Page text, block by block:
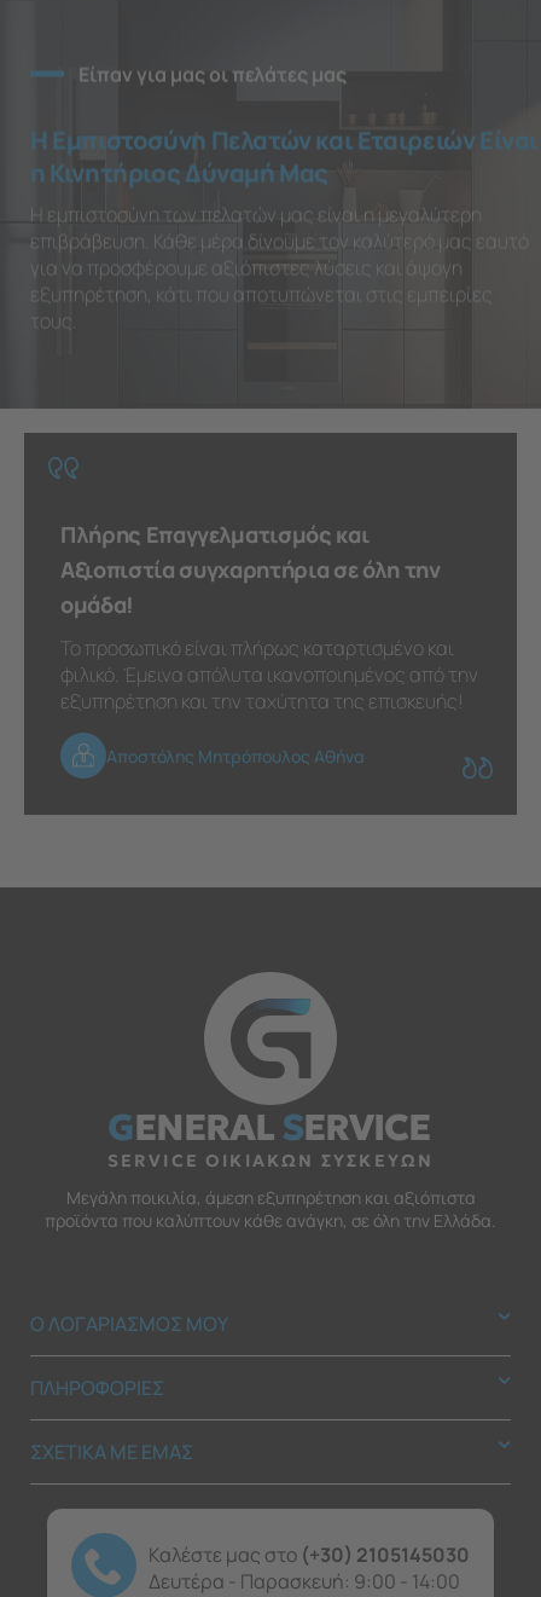
Είπαν για μας οι πελάτες μας
Η Εμπιστοσύνη Πελατών και Εταιρειών Είναι
η Κινητήριος Δύναμή Μας
Η εμπιστοσύνη των πελατών μας είναι η μεγαλύτερη
επιβράβευση. Κάθε μέρα δίνουμε τον καλύτερό μας εαυτό
για να προσφέρουμε αξιόπιστες λύσεις και άψογη
εξυπηρέτηση, κάτι που αποτυπώνεται στις εμπειρίες
τους.
Πλήρης Επαγγελματισμός και
Αξιοπιστία συγχαρητήρια σε όλη την
ομάδα!
Το προσωπικό είναι πλήρως καταρτισμένο και
φιλικό. Έμεινα απόλυτα ικανοποιημένος από την
εξυπηρέτηση και την ταχύτητα της επισκευής!
Αποστόλης Μητρόπουλος Αθήνα
GENERALSERVICE
SERVICE ΟΙΚΙΑΚΩΝ ΣΥΣΚΕΥΩΝ
Μεγάλη ποικιλία, άμεση εξυπηρέτηση και αξιόπιστα
προϊόντα που καλύπτουν κάθε ανάγκη, σε όλη την Ελλάδα.
Ο ΛΟΓΑΡΙΑΣΜΟΣ ΜΟΥ
ΠΛΗΡΟΦΟΡΙΕΣ
ΣΧΕΤΙΚΑ ΜΕ ΕΜΑΣ
Καλέστε μας στο (+30) 2105145030
Δευτέρα - Παρασκευή: 9:00 - 14:00